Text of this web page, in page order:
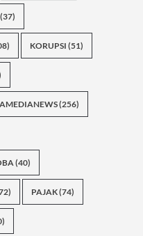
KORUPSI (51)
(256)
(40)
PAJAK(74)